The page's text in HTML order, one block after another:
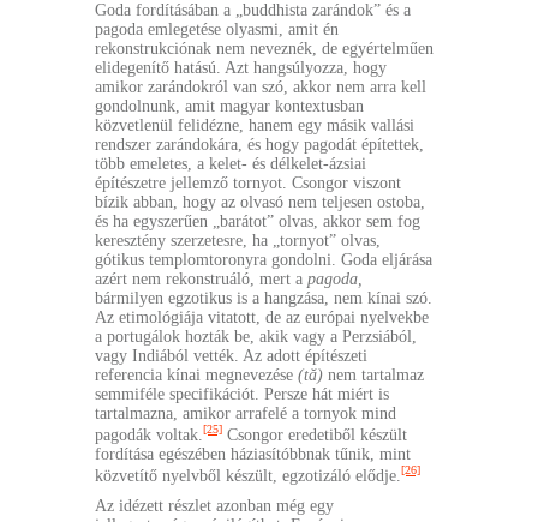
Goda fordításában a „buddhista zarándok” és a
pagoda emlegetése olyasmi, amit én
rekonstrukciónak nem neveznék, de egyértelműen
elidegenítő hatású. Azt hangsúlyozza, hogy
amikor zarándokról van szó, akkor nem arra kell
gondolnunk, amit magyar kontextusban
közvetlenül felidézne, hanem egy másik vallási
rendszer zarándokára, és hogy pagodát építettek,
több emeletes, a kelet- és délkelet-ázsiai
építészetre jellemző tornyot. Csongor viszont
bízik abban, hogy az olvasó nem teljesen ostoba,
és ha egyszerűen „barátot” olvas, akkor sem fog
keresztény szerzetesre, ha „tornyot” olvas,
gótikus templomtoronyra gondolni. Goda eljárása
azért nem rekonstruáló, mert a pagoda,
bármilyen egzotikus is a hangzása, nem kínai szó.
Az etimológiája vitatott, de az európai nyelvekbe
a portugálok hozták be, akik vagy a Perzsiából,
vagy Indiából vették. Az adott építészeti
referencia kínai megnevezése (tă) nem tartalmaz
semmiféle specifikációt. Persze hát miért is
tartalmazna, amikor arrafelé a tornyok mind
pagodák voltak. [25] Csongor eredetiből készült
fordítása egészében háziasítóbbnak tűnik, mint
közvetítő nyelvből készült, egzotizáló elődje. [26]
Az idézett részlet azonban még egy